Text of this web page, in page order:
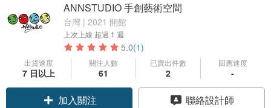
ANNSTUDIO 手創藝術空間
台灣 | 2021 開館
上次上線 超過 1 週
5.0(1)
出貨速度
7 日以上
關注人數
61
已賣出件數
2
回應速度
-
加入關注 聯絡設計師